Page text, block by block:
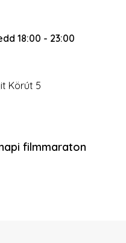
18:00 - 23:00
Körút 5
filmmaraton